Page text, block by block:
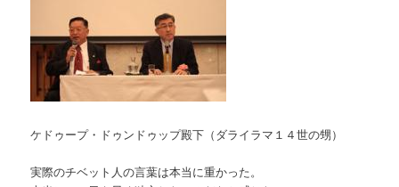
ケドゥープ・ドゥンドゥップ殿下（ダライラマ１４世の甥）
実際のチベット人の言葉は本当に重かった。